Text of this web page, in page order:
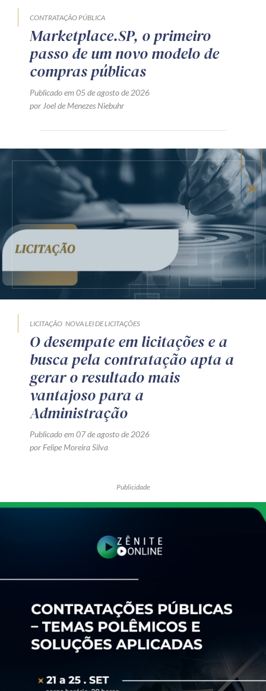
CONTRATAÇÃO PÚBLICA
Marketplace.SP, o primeiro
passo de um novo modelo de
compras públicas
Publicado em 05 de agosto de 2026
por Joel de Menezes Niebuhr
LICITAÇÃO NOVA LEI DE LICITAÇÕES
O desempate em licitações e a
busca pela contratação apta a
gerar o resultado mais
vantajoso para a
Administração
Publicado em 07 de agosto de 2026
por Felipe Moreira Silva
Publicidade